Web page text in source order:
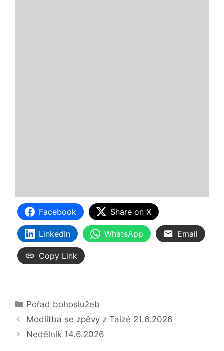
Facebook Share on X
LinkedIn WhatsApp Email
Copy Link
Rubriky
Pořad bohoslužeb
Modlitba se zpěvy z Taizé 21.6.2026
Nedělník 14.6.2026